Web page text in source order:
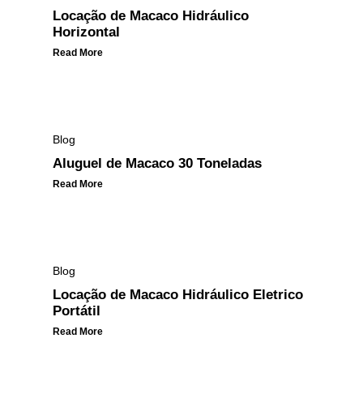
Locação de Macaco Hidráulico
Horizontal
Read More
Blog
Aluguel de Macaco 30 Toneladas
Read More
Blog
Locação de Macaco Hidráulico Eletrico
Portátil
Read More